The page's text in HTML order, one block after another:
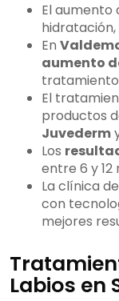
El aumento
hidratación,
En
aumento
El
productos
Juvederm
Los
entre 6 y
La clínica
con
mejores
Labios en